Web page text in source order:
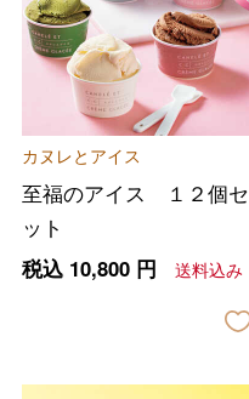
カヌレとアイス
至福のアイス １２個セ
ット
税込 10,800円 送料込み